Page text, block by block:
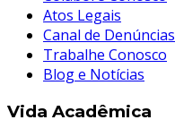
Atos Legais
Canal de Denúncias
Trabalhe Conosco
Blog e Notícias
Vida Acadêmica